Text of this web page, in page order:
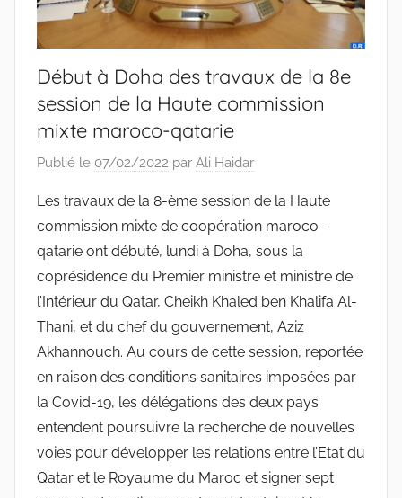
Début à Doha des travaux de la 8e
session de la Haute commission
mixte maroco-qatarie
Publié le 07/02/2022 par Ali Haidar
Les travaux de la 8-ème session de la Haute
commission mixte de coopération maroco-
qatarie ont débuté, lundi à Doha, sous la
coprésidence du Premier ministre et ministre de
l’Intérieur du Qatar, Cheikh Khaled ben Khalifa Al-
Thani, et du chef du gouvernement, Aziz
Akhannouch. Au cours de cette session, reportée
en raison des conditions sanitaires imposées par
la Covid-19, les délégations des deux pays
entendent poursuivre la recherche de nouvelles
voies pour développer les relations entre l’Etat du
Qatar et le Royaume du Maroc et signer sept